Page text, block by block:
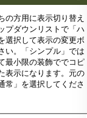
の方用に表示切り替え
プダウンリストで「ハ
選択して表示の変更ボ
い。「シンプル」では
最小限の装飾ででコピ
表示になります。元の
常」を選択してくださ